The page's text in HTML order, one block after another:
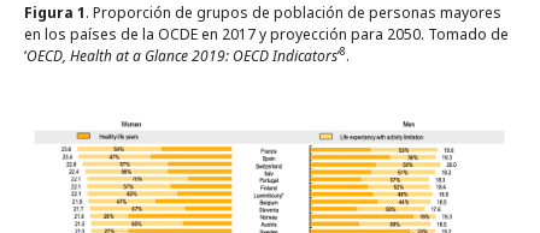
Figura 1. Proporción de grupos de población de personas mayores
en los países de la OCDE en 2017 y proyección para 2050. Tomado de
‘OECD, Health at a Glance 2019: OECD Indicators’8.